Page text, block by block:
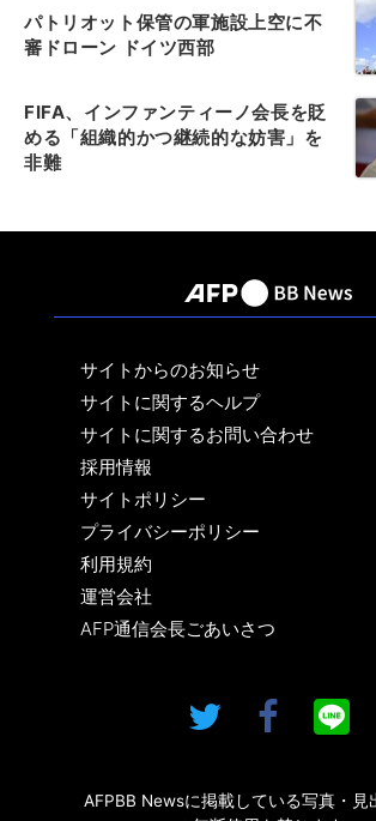
パトリオット保管の軍施設上空に不
審ドローン ドイツ西部
FIFA、インファンティーノ会長を貶
める「組織的かつ継続的な妨害」を
非難
サイトからのお知らせ
サイトに関するヘルプ
サイトに関するお問い合わせ
採用情報
サイトポリシー
プライバシーポリシー
利用規約
運営会社
AFP通信会長ごあいさつ
AFPBB Newsに掲載している写真・見